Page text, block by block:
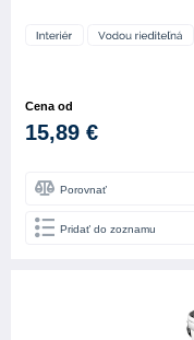
Cena od
15,89 €
Porovnať
Pridať do zoznamu